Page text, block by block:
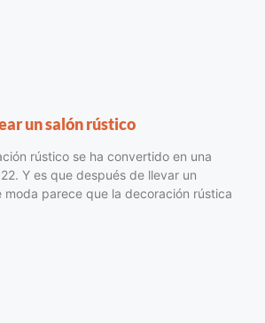
un salón rústico
rústico se ha convertido en una
Y es que después de llevar un
parece que la decoración rústica